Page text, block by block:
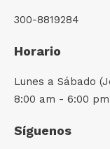
300-8819284
Horario
Lunes a Sábado
8:00 am - 6:00 pm
Síguenos